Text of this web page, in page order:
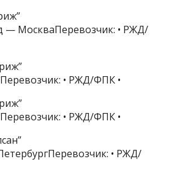
— МоскваПеревозчик: • РЖД/
• РЖД/ФПК •
• РЖД/ФПК •
• РЖД/